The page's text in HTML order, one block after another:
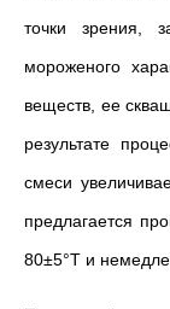
точки зрения,
мороженого
веществ, ее
результате
смеси
предлагается
80±5°Т и